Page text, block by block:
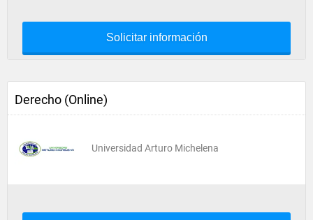
Solicitar información
Derecho (Online)
Universidad Arturo Michelena